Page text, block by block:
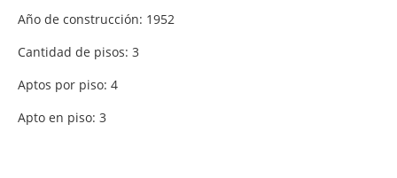
Año de construcción: 1952
Cantidad de pisos: 3
Aptos por piso: 4
Apto en piso: 3